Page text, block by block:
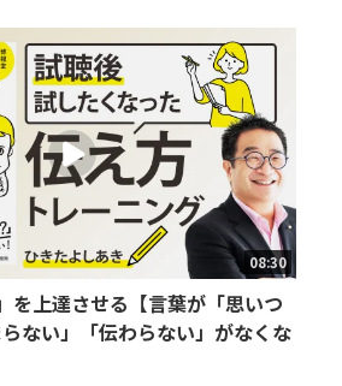
08:30
を上達させる【言葉が「思いつ
ない」「伝わらない」がなくな